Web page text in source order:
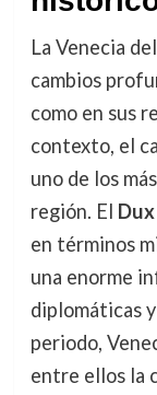
La Venecia
cambios
como en sus
contexto, el
uno de los
región. El Dux
en términos
una enorme
diplomáticas
periodo,
entre ellos la